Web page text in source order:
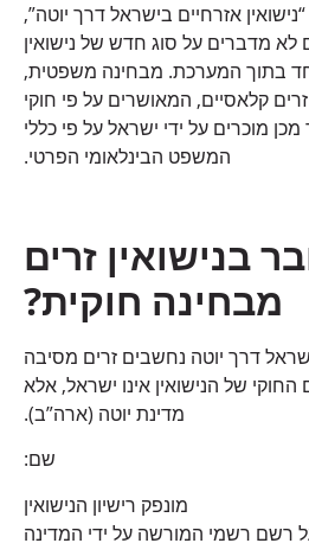
אזרחיים בישראל דרך יוטה”,
מדברים על סוג חדש של נישואין
בתוך המערכת. מבחינה משפטית,
קלאסיים, המאושרים על פי חוקי
מוכרים על ידי ישראל על פי כללי
המשפט הבינלאומי הפרטי.
בנישואין זרים
מבחינה חוקית?
דרך יוטה נחשבים זרים מסיבה
של הנישואין אינו ישראל, אלא
מדינת יוטה (ארה”ב).
שם:
מונפק רישיון הנישואין
רשם רשמי המורשה על ידי המדינה